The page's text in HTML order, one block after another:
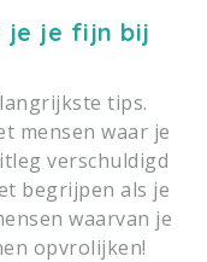
je je fijn bij
tips.
mensen waar je
verschuldigd
begrijpen als je
waarvan je
opvrolijken!